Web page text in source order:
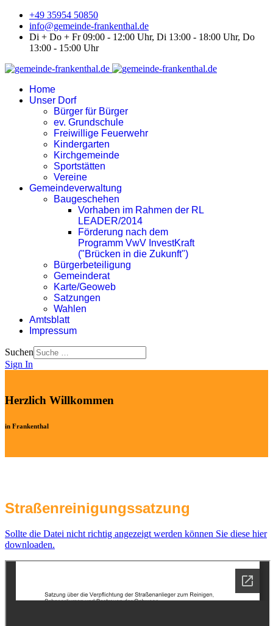
+49 35954 50850
info@gemeinde-frankenthal.de
Di + Do + Fr 09:00 - 12:00 Uhr, Di 13:00 - 18:00 Uhr, Do
13:00 - 15:00 Uhr
Home
Unser Dorf
Bürger für Bürger
ev. Grundschule
Freiwillige Feuerwehr
Kindergarten
Kirchgemeinde
Sportstätten
Vereine
Gemeindeverwaltung
Baugeschehen
Vorhaben im Rahmen der RL
LEADER/2014
Förderung nach dem
Programm VwV InvestKraft
("Brücken in die Zukunft")
Bürgerbeteiligung
Gemeinderat
Karte/Geoweb
Satzungen
Wahlen
Amtsblatt
Impressum
Suchen
Sign In
Herzlich Willkommen
in Frankenthal
Straßenreinigungssatzung
Sollte die Datei nicht richtig angezeigt werden können Sie diese hier
downloaden.